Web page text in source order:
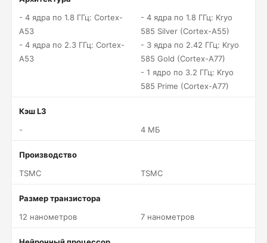
- 4 ядра по 1.8 ГГц: Cortex-
A53
- 4 ядра по 2.3 ГГц: Cortex-
A53
- 4 ядра по 1.8 ГГц: Kryo
585 Silver (Cortex-A55)
- 3 ядра по 2.42 ГГц: Kryo
585 Gold (Cortex-A77)
- 1 ядро по 3.2 ГГц: Kryo
585 Prime (Cortex-A77)
Кэш L3
-
4 МБ
Производство
TSMC
TSMC
Размер транзистора
12 нанометров
7 нанометров